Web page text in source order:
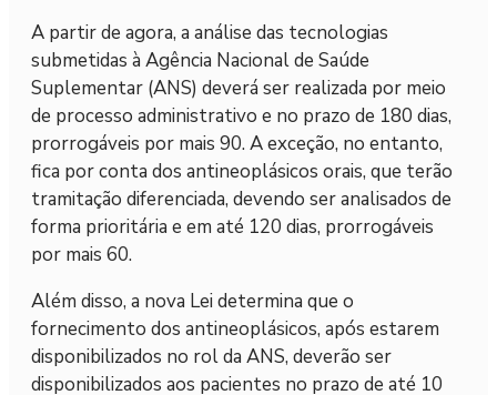
A partir de agora, a análise das tecnologias
submetidas à Agência Nacional de Saúde
Suplementar (ANS) deverá ser realizada por meio
de processo administrativo e no prazo de 180 dias,
prorrogáveis por mais 90. A exceção, no entanto,
fica por conta dos antineoplásicos orais, que terão
tramitação diferenciada, devendo ser analisados de
forma prioritária e em até 120 dias, prorrogáveis
por mais 60.
Além disso, a nova Lei determina que o
fornecimento dos antineoplásicos, após estarem
disponibilizados no rol da ANS, deverão ser
disponibilizados aos pacientes no prazo de até 10